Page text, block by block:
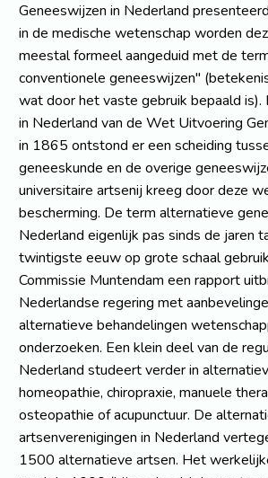
Geneeswijzen in Nederland
in de medische wetenschap worden
meestal formeel aangeduid met de
conventionele geneeswijzen"
wat door het vaste gebruik bepaald is).
in Nederland van de Wet Uitvoering
in 1865 ontstond er een scheiding
geneeskunde en de overige
universitaire artsenij kreeg door deze
bescherming. De term alternatieve
Nederland eigenlijk pas sinds de jaren
twintigste eeuw op grote schaal
Commissie Muntendam een rapport
Nederlandse regering met
alternatieve behandelingen
onderzoeken. Een klein deel van de
Nederland studeert verder in
homeopathie, chiropraxie, manuele
osteopathie of acupunctuur. De
artsenverenigingen in Nederland
1500 alternatieve artsen. Het